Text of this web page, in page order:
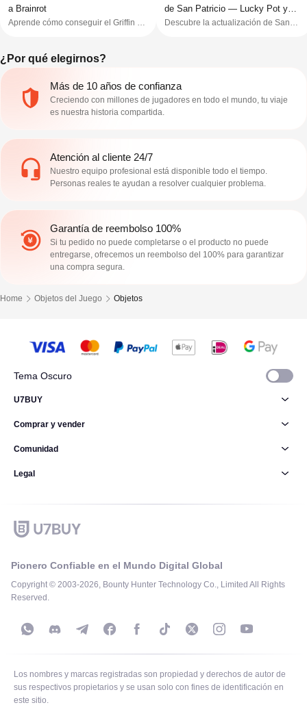
a Brainrot
Aprende cómo conseguir el Griffin en
métodos para obtener este poderoso
brainrot Secreto.
de San Patricio — Lucky Pot y
bloques
Descubre la actualización de San
¿Por qué elegirnos?
Más de 10 años de confianza
Creciendo con millones de jugadores en todo el mundo, tu viaje
es nuestra historia compartida.
Atención al cliente 24/7
Nuestro equipo profesional está disponible todo el tiempo.
Personas reales te ayudan a resolver cualquier problema.
Garantía de reembolso 100%
Si tu pedido no puede completarse o el producto no puede
entregarse, ofrecemos un reembolso del 100% para garantizar
una compra segura.
Home Objetos del Juego Objetos
Tema Oscuro
Pionero Confiable en el Mundo Digital Global
Copyright © 2003-2026, Bounty Hunter Technology Co., Limited All Rights
Reserved.
U7BUY
Comprar y vender
Comunidad
Legal
Los nombres y marcas registradas son propiedad y derechos de autor de
sus respectivos propietarios y se usan solo con fines de identificación en
este sitio.